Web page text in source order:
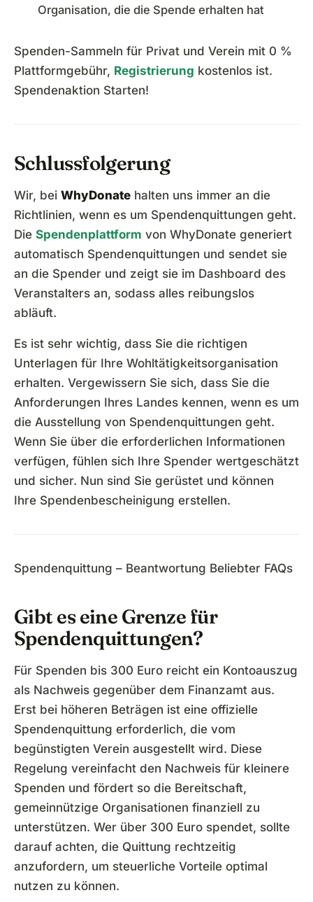
Organisation, die die Spende erhalten hat
Spenden-Sammeln für Privat und Verein mit 0 %
Plattformgebühr, Registrierung kostenlos ist.
Spendenaktion Starten!
Schlussfolgerung
Wir, bei WhyDonate halten uns immer an die
Richtlinien, wenn es um Spendenquittungen geht.
Die Spendenplattform von WhyDonate generiert
automatisch Spendenquittungen und sendet sie
an die Spender und zeigt sie im Dashboard des
Veranstalters an, sodass alles reibungslos
abläuft.
Es ist sehr wichtig, dass Sie die richtigen
Unterlagen für Ihre Wohltätigkeitsorganisation
erhalten. Vergewissern Sie sich, dass Sie die
Anforderungen Ihres Landes kennen, wenn es um
die Ausstellung von Spendenquittungen geht.
Wenn Sie über die erforderlichen Informationen
verfügen, fühlen sich Ihre Spender wertgeschätzt
und sicher. Nun sind Sie gerüstet und können
Ihre Spendenbescheinigung erstellen.
Spendenquittung – Beantwortung Beliebter FAQs
Gibt es eine Grenze für
Spendenquittungen?
Für Spenden bis 300 Euro reicht ein Kontoauszug
als Nachweis gegenüber dem Finanzamt aus.
Erst bei höheren Beträgen ist eine offizielle
Spendenquittung erforderlich, die vom
begünstigten Verein ausgestellt wird. Diese
Regelung vereinfacht den Nachweis für kleinere
Spenden und fördert so die Bereitschaft,
gemeinnützige Organisationen finanziell zu
unterstützen. Wer über 300 Euro spendet, sollte
darauf achten, die Quittung rechtzeitig
anzufordern, um steuerliche Vorteile optimal
nutzen zu können.